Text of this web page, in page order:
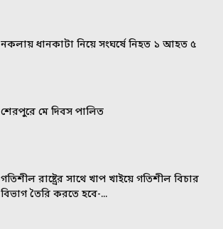
নকলায় ধানকাটা নিয়ে সংঘর্ষে নিহত ১ আহত ৫
শেরপুরে মে দিবস পালিত
গতিশীল রাষ্ট্রের সাথে খাপ খাইয়ে গতিশীল বিচার
বিভাগ তৈরি করতে হবে-...